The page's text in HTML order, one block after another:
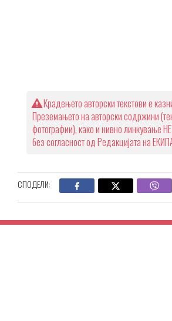
Крадењето авторски текстови е
Преземањето на авторски содржини
фотографии), како и нивно линкување
без согласност од Редакцијата на
СПОДЕЛИ: